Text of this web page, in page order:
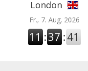
London
Fr., 7. Aug. 2026
11 :37 :42